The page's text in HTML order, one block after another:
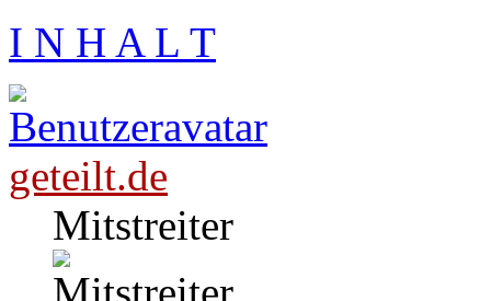
I N H A L T
geteilt.de
Mitstreiter